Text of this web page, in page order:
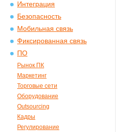
Интеграция
Безопасность
Мобильная связь
Фиксированная связь
ПО
Рынок ПК
Маркетинг
Торговые сети
Оборудование
Outsourcing
Кадры
Регулирование